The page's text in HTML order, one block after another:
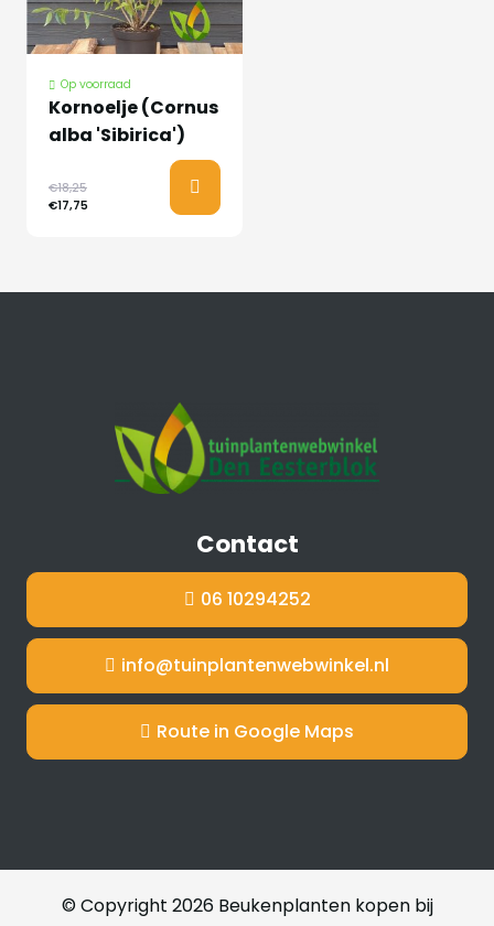
Op voorraad
Kornoelje (Cornus
alba 'Sibirica')
€18,25
€17,75
Contact
06 10294252
info@tuinplantenwebwinkel.nl
Route in Google Maps
© Copyright 2026 Beukenplanten kopen bij